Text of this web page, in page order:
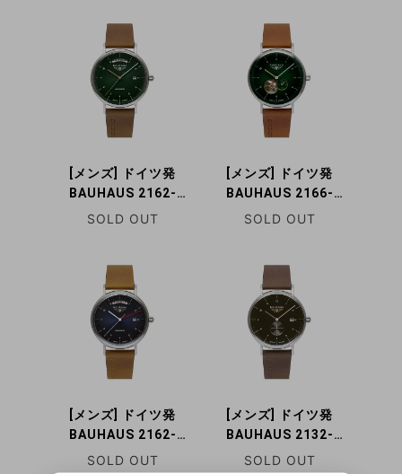
[メンズ] ドイツ発
BAUHAUS 2162-
4AT バウハウス 自動
SOLD OUT
[メンズ] ドイツ発
BAUHAUS 2166-
4AT バウハウス 自動
ンド スケルトン
SOLD OUT
[メンズ] ドイツ発
BAUHAUS 2162-
3AT バウハウス 自動
SOLD OUT
[メンズ] ドイツ発
BAUHAUS 2132-
2QZ バウハウス クォ
SOLD OUT